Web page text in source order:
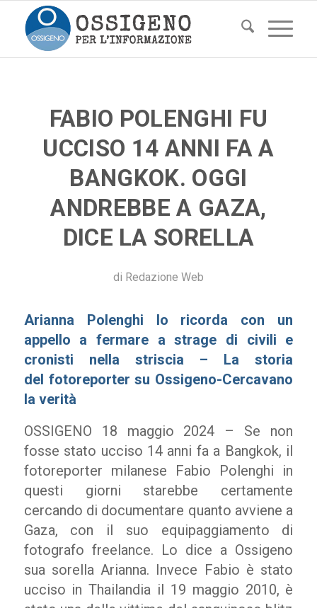
FABIO POLENGHI FU
UCCISO 14 ANNI FA A
BANGKOK. OGGI
ANDREBBE A GAZA,
DICE LA SORELLA
di Redazione Web
Arianna Polenghi lo ricorda con un
appello a fermare a strage di civili e
cronisti nella striscia – La storia
del fotoreporter su Ossigeno-Cercavano
la verità
OSSIGENO 18 maggio 2024 – Se non
fosse stato ucciso 14 anni fa a Bangkok, il
fotoreporter milanese Fabio Polenghi in
questi giorni starebbe certamente
cercando di documentare quanto avviene a
Gaza, con il suo equipaggiamento di
fotografo freelance. Lo dice a Ossigeno
sua sorella Arianna. Invece Fabio è stato
ucciso in Thailandia il 19 maggio 2010, è